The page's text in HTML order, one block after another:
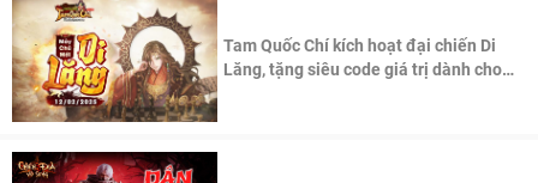
Tam Quốc Chí kích hoạt đại chiến Di
Lăng, tặng siêu code giá trị dành cho